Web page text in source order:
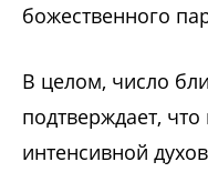
божественного
В целом, число
подтверждает,
интенсивной